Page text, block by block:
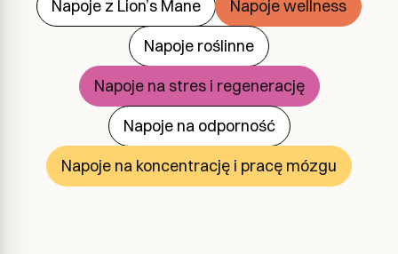
Napoje z Lion’s Mane
Napoje wellness
Napoje roślinne
Napoje na stres i regenerację
Napoje na odporność
Napoje na koncentrację i pracę mózgu